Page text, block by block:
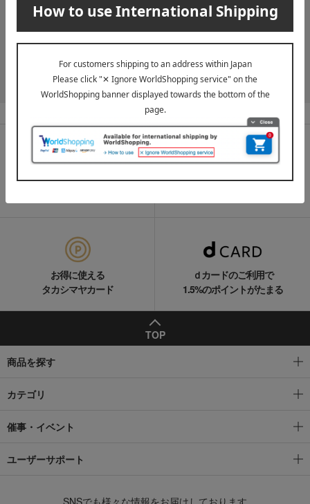
高島屋オンラインストアLINE公式アカウントでは百貨店ならではの
LINEの友達追加をする
高島屋ならではの
充実の
お得に使える
タカシマヤカード
ｄカードのご利用で
1.5%のポイントがたまる
TOP
商品を探す
カテゴリ
催事・イベント
ユーザーサポート